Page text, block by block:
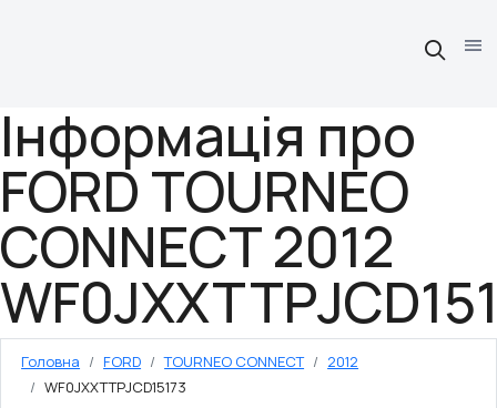
Інформація про
FORD TOURNEO
CONNECT 2012
Головна FORD TOURNEO CONNECT
2012
WF0JXXTTPJCD15173